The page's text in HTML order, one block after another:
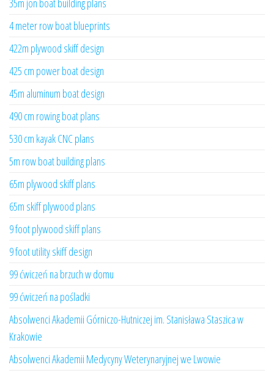
35m jon boat building plans
4 meter row boat blueprints
422m plywood skiff design
425 cm power boat design
45m aluminum boat design
490 cm rowing boat plans
530 cm kayak CNC plans
5m row boat building plans
65m plywood skiff plans
65m skiff plywood plans
9 foot plywood skiff plans
9 foot utility skiff design
99 ćwiczeń na brzuch w domu
99 ćwiczeń na pośladki
Absolwenci Akademii Górniczo-Hutniczej im. Stanisława Staszica w
Krakowie
Absolwenci Akademii Medycyny Weterynaryjnej we Lwowie